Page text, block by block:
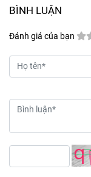
BÌNH LUẬN
Đánh giá của bạn